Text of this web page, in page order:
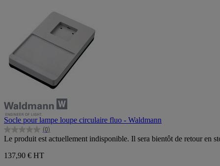
Socle pour lampe loupe circulaire fluo - Waldmann
(0)
0.0
sur
5
étoiles.
Le produit est actuellement indisponible. Il sera bientôt de retour en
137,90 € HT